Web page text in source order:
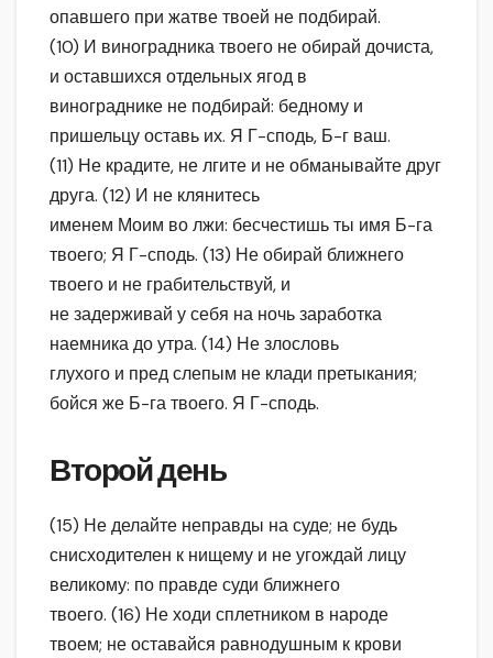
опавшего при жатве твоей не подбирай.
(10) И виноградника твоего не обирай дочиста,
и оставшихся отдельных ягод в
винограднике не подбирай: бедному и
пришельцу оставь их. Я Г-сподь, Б-г ваш.
(11) Не крадите, не лгите и не обманывайте друг
друга. (12) И не клянитесь
именем Моим во лжи: бесчестишь ты имя Б-га
твоего; Я Г-сподь. (13) Не обирай ближнего
твоего и не грабительствуй, и
не задерживай у себя на ночь заработка
наемника до утра. (14) Не злословь
глухого и пред слепым не клади претыкания;
бойся же Б-га твоего. Я Г-сподь.
Второй день
(15) Не делайте неправды на суде; не будь
снисходителен к нищему и не угождай лицу
великому: по правде суди ближнего
твоего. (16) Не ходи сплетником в народе
твоем; не оставайся равнодушным к крови